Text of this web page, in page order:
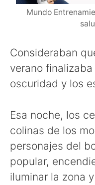
Mundo
Consideraban
verano
oscuridad y los
Esa noche, los
colinas de los
personajes del
popular,
iluminar la zona